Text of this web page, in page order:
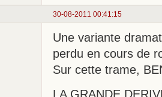
30-08-2011 00:41:15
Une variante
perdu en cours de
Sur cette trame,
LA GRANDE